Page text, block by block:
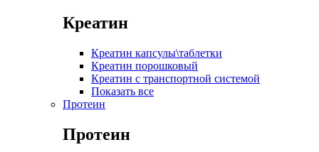
Креатин
Креатин капсулы\таблетки
Креатин порошковый
Креатин с транспортной системой
Показать все
Протеин
Протеин